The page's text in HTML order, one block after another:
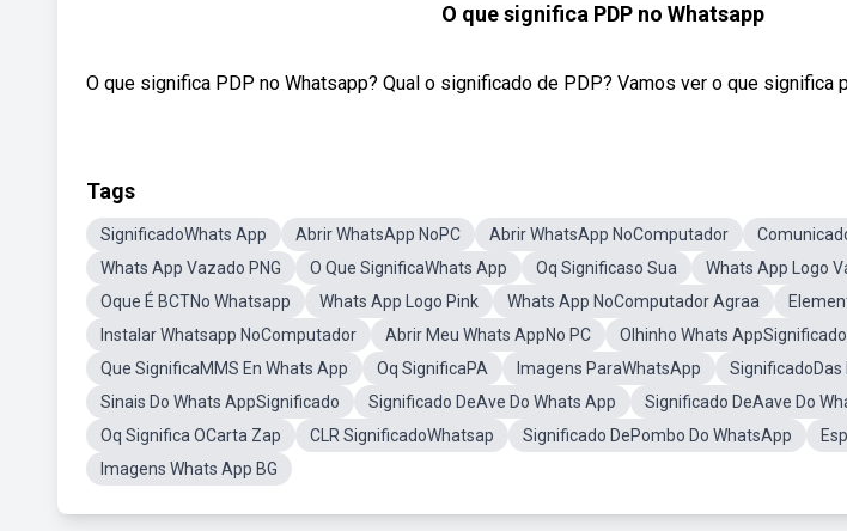
O que significa PDP no Whatsapp
O que significa PDP no Whatsapp? Qual o significado de PDP? Vamos ver o que significa
Tags
SignificadoWhats App Abrir WhatsApp NoPC Abrir WhatsApp NoComputador
Whats App Vazado PNG
O Que SignificaWhats App Oq Significaso Sua
Whats App Logo
Oque É BCTNo Whatsapp
Whats App Logo Pink Whats App NoComputador Agraa
Instalar Whatsapp NoComputador
Abrir Meu Whats AppNo PC Olhinho Whats
Que SignificaMMS En Whats App
Oq SignificaPA Imagens ParaWhatsApp
SignificadoDas
Sinais Do Whats AppSignificado
Significado DeAve Do Whats App
Significado DeAave Do
Oq Significa OCarta Zap
CLR SignificadoWhatsap Significado DePombo Do WhatsApp
Imagens Whats App BG